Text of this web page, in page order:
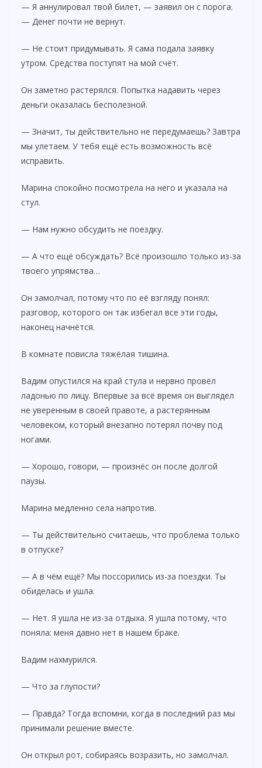
— Я аннулировал твой билет, — заявил он с порога.
— Денег почти не вернут.
— Не стоит придумывать. Я сама подала заявку
утром. Средства поступят на мой счёт.
Он заметно растерялся. Попытка надавить через
деньги оказалась бесполезной.
— Значит, ты действительно не передумаешь? Завтра
мы улетаем. У тебя ещё есть возможность всё
исправить.
Марина спокойно посмотрела на него и указала на
стул.
— Нам нужно обсудить не поездку.
— А что ещё обсуждать? Всё произошло только из-за
твоего упрямства…
Он замолчал, потому что по её взгляду понял:
разговор, которого он так избегал все эти годы,
наконец начнётся.
В комнате повисла тяжёлая тишина.
Вадим опустился на край стула и нервно провёл
ладонью по лицу. Впервые за всё время он выглядел
не уверенным в своей правоте, а растерянным
человеком, который внезапно потерял почву под
ногами.
— Хорошо, говори, — произнёс он после долгой
паузы.
Марина медленно села напротив.
— Ты действительно считаешь, что проблема только
в отпуске?
— А в чём ещё? Мы поссорились из-за поездки. Ты
обиделась и ушла.
— Нет. Я ушла не из-за отдыха. Я ушла потому, что
поняла: меня давно нет в нашем браке.
Вадим нахмурился.
— Что за глупости?
— Правда? Тогда вспомни, когда в последний раз мы
принимали решение вместе.
Он открыл рот, собираясь возразить, но замолчал.